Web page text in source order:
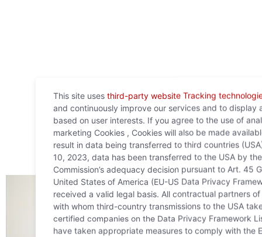
This site uses third-party website Tracking
and continuously improve our services and to display
based on user interests. If you agree to the use of
marketing Cookies , Cookies will also be made
result in data being transferred to third countries
10, 2023, data has been transferred to the USA by
Commission’s adequacy decision pursuant to Art. 45
United States of America (EU-US Data Privacy
received a valid legal basis. All contractual partners of
with whom third-country transmissions to the USA
certified companies on the Data Privacy Framework
have taken appropriate measures to comply with the